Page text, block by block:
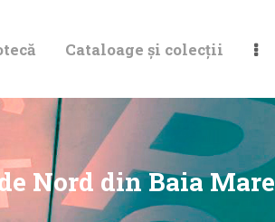
Cataloage și colecții
Nord din Baia Mare